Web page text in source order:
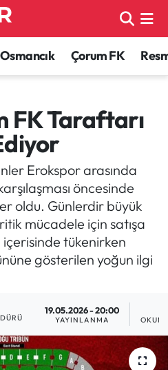
Osmancık Çorum FK
FK Taraftarı
Erokspor arasında
öncesinde
oldu. Günlerdir büyük
mücadele için satışa
içerisinde tükenirken
gösterilen yoğun ilgi
19.05.2026 - 20:00
YAYINLANMA
Haritası
ve Fikstür